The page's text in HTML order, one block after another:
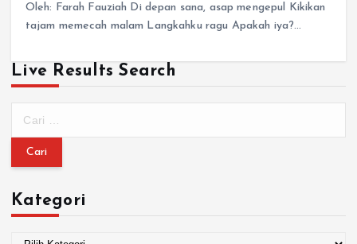
Oleh: Farah Fauziah Di depan sana, asap mengepul Kikikan
tajam memecah malam Langkahku ragu Apakah iya?…
Live Results Search
Kategori